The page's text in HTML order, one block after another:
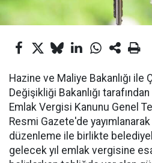
Hazine ve Maliye Bakanlığı
Değişikliği Bakanlığı
Emlak Vergisi Kanunu Genel
Resmi Gazete'de
düzenleme ile birlikte
gelecek yıl emlak vergisine